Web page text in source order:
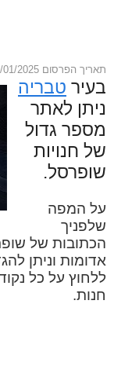
תאריך הפרסום 26/01/2025
בעיר טבריה
ניתן לאתר
מספר גדול
של חנויות
שופרסל.
על המפה
שלפניך
הכתובות של
אדומות וניתן
ללחוץ על כל
חנות.